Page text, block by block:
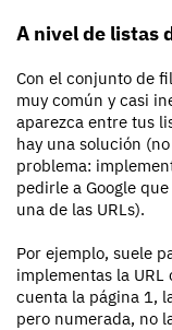
A nivel de listas
Con el conjunto de
muy común y casi
aparezca entre tus
hay una solución
problema:
pedirle a Google
una de las URLs).
Por ejemplo, suele
implementas la
cuenta la página 1,
pero numerada, no